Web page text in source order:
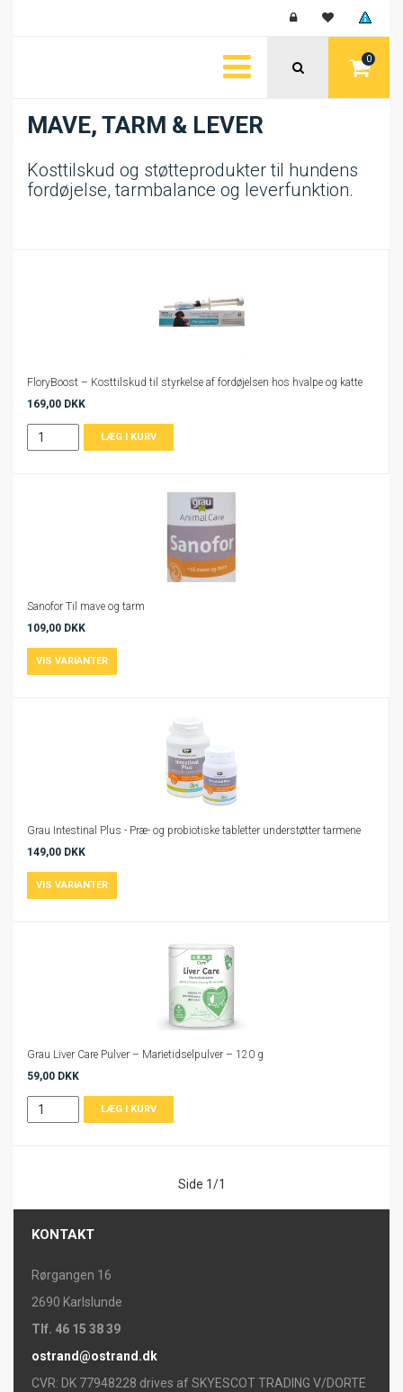
0
MAVE, TARM & LEVER
Kosttilskud og støtteprodukter til hundens
fordøjelse, tarmbalance og leverfunktion.
FloryBoost – Kosttilskud til styrkelse af fordøjelsen hos hvalpe og katte
169,00 DKK
Sanofor Til mave og tarm
109,00 DKK
Grau Intestinal Plus - Præ- og probiotiske tabletter understøtter tarmene
149,00 DKK
Grau Liver Care Pulver – Marietidselpulver – 120 g
59,00 DKK
Side 1/1
KONTAKT
Rørgangen 16
2690 Karlslunde
Tlf. 46 15 38 39
ostrand@ostrand.dk
CVR: DK 77948228 drives af SKYESCOT TRADING V/DORTE